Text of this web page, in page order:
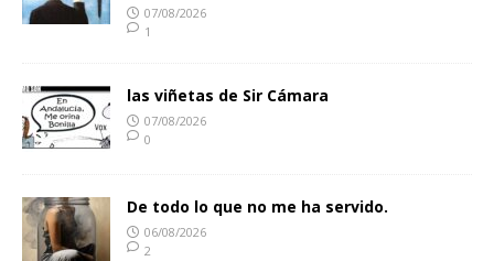
07/08/2026
1
las viñetas de Sir Cámara
07/08/2026
0
De todo lo que no me ha servido.
06/08/2026
2